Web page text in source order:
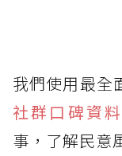
我們使用最
社群口碑資
事，了解民意